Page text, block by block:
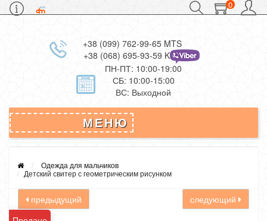
0
+38 (099) 762-99-65 MTS
+38 (068) 695-93-59 Kievstar
ПН-ПТ: 10:00-19:00
СБ: 10:00-15:00
ВС: Выходной
МЕНЮ
Одежда для мальчиков
Детский свитер с геометрическим рисунком
предыдущий
следующий